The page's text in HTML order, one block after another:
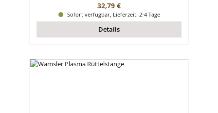
Regulärer Preis:
32,79 €
Sofort verfügbar, Lieferzeit: 2-4 Tage
Details